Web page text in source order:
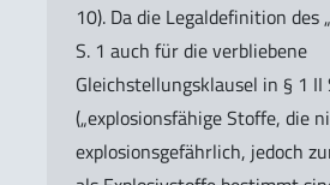
10). Da die Legaldefinition des
S. 1 auch für die verbliebene
Gleichstellungsklausel in § 1 II
(„explosionsfähige Stoffe, die
explosionsgefährlich, jedoch